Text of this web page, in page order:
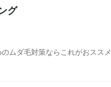
グ
ムダ毛対策ならこれがおススメ